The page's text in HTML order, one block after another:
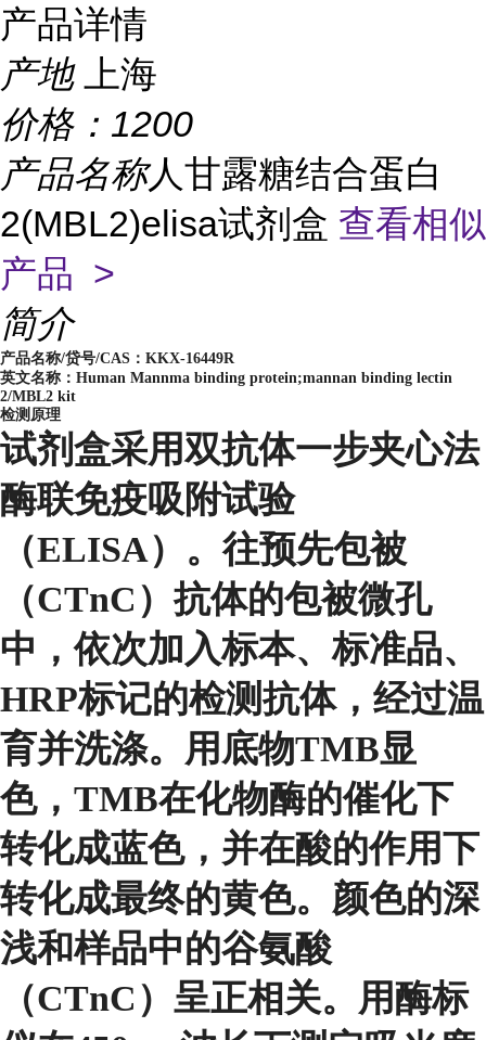
产品详情
产地
上海
价格： 1200
产品名称人甘露糖结合蛋白
2(MBL2)elisa试剂盒 查看相似
产品 >
简介
产品名称/贷号/CAS： KKX-16449R
英文名称：Human Mannma binding protein;mannan binding lectin
2/MBL2 kit
检测原理
试剂盒采用双抗体一步夹心法
酶联免疫吸附试验
（ELISA）。往预先包被
（CTnC）抗体的包被微孔
中，依次加入标本、标准品、
HRP标记的检测抗体，经过温
育并洗涤。用底物TMB显
色，TMB在化物酶的催化下
转化成蓝色，并在酸的作用下
转化成最终的黄色。颜色的深
浅和样品中的谷氨酸
（CTnC）呈正相关。用酶标